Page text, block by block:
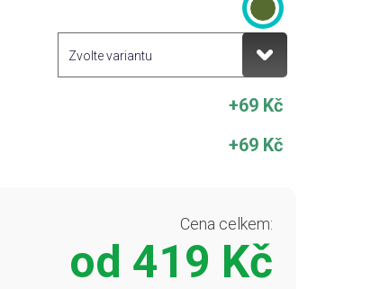
+69 Kč
+69 Kč
Cena celkem:
od 419 Kč